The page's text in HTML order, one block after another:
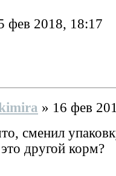
фев 2018, 18:17
» 16 фев
сменил
другой корм?